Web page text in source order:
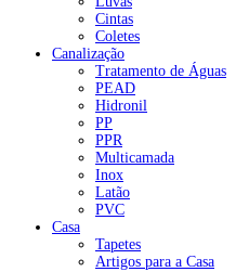
Cintas
Coletes
Canalização
Tratamento de Águas
PEAD
Hidronil
PP
PPR
Multicamada
Inox
Latão
PVC
Casa
Tapetes
Artigos para a Casa